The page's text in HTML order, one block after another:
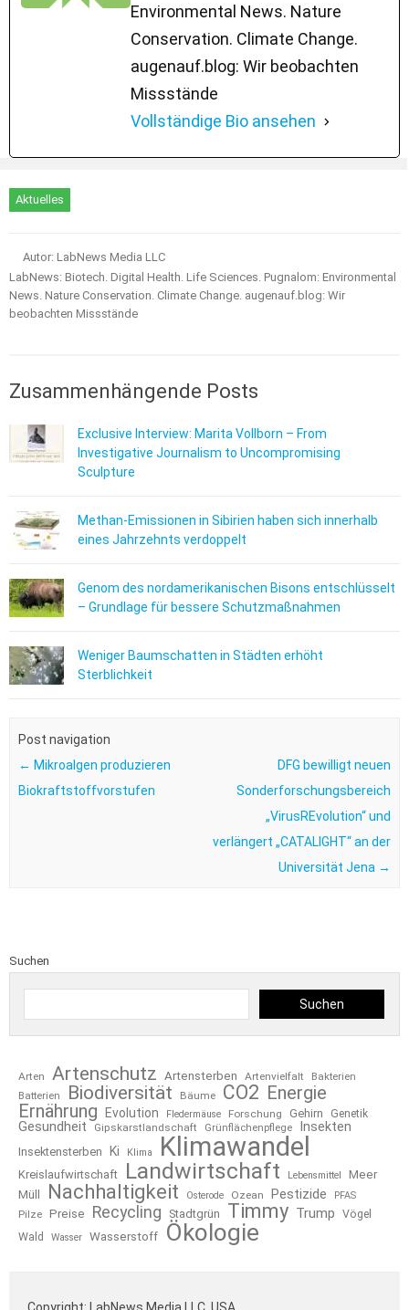
Environmental News. Nature
Conservation. Climate Change.
augenauf.blog: Wir beobachten
Missstände
Vollständige Bio ansehen
Aktuelles
Autor: LabNews Media LLC
LabNews: Biotech. Digital Health. Life Sciences. Pugnalom: Environmental
News. Nature Conservation. Climate Change. augenauf.blog: Wir
beobachten Missstände
Zusammenhängende Posts
Exclusive Interview: Marita Vollborn – From
Investigative Journalism to Uncompromising
Sculpture
Methan-Emissionen in Sibirien haben sich innerhalb
eines Jahrzehnts verdoppelt
Genom des nordamerikanischen Bisons entschlüsselt
– Grundlage für bessere Schutzmaßnahmen
Weniger Baumschatten in Städten erhöht
Sterblichkeit
Post navigation
← Mikroalgen produzieren
Biokraftstoffvorstufen
DFG bewilligt neuen
Sonderforschungsbereich
„VirusREvolution“ und
verlängert „CATALIGHT“ an der
Universität Jena →
Suchen
Suchen
Arten Artenschutz Artensterben Artenvielfalt
Bakterien
Batterien
Biodiversität Bäume CO2 Energie
Ernährung
Evolution Fledermäuse Forschung Gehirn Genetik
Gesundheit Gipskarstlandschaft Grünflächenpflege Insekten
Insektensterben Ki Klima Klimawandel
Kreislaufwirtschaft Landwirtschaft Lebensmittel
Meer
Müll
Nachhaltigkeit Osterode Ozean Pestizide PFAS
Pilze Preise Recycling Stadtgrün Timmy Trump
Vögel
Wald
Wasser Wasserstoff Ökologie